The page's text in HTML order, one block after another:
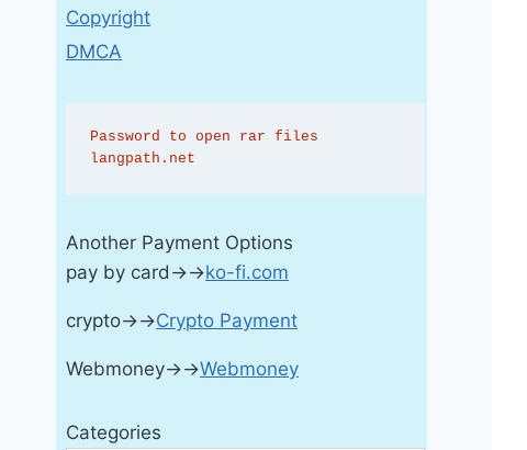
Copyright
DMCA
Password to open rar files
langpath.net
Another Payment Options
pay by card→→ko-fi.com
crypto→→Crypto Payment
Webmoney→→Webmoney
Categories